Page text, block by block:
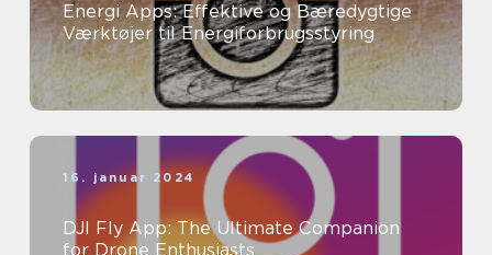
Energi Apps: Effektive og Bæredygtige
Værktøjer til Energiforbrugsstyring
16. januar 2024
DJI Fly App: The Ultimate Companion
for Drone Enthusiasts